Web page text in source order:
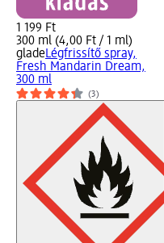
1 199 Ft
300 ml (4,00 Ft / 1 ml)
gladeLégfrissítő spray,
Fresh Mandarin Dream,
300 ml
(3)